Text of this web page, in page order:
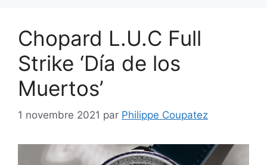
Chopard L.U.C Full
Strike ‘Día de los
Muertos’
1 novembre 2021 par Philippe Coupatez